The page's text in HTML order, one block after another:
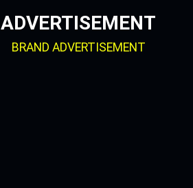
ADVERTISEMENT
BRAND ADVERTISEMENT